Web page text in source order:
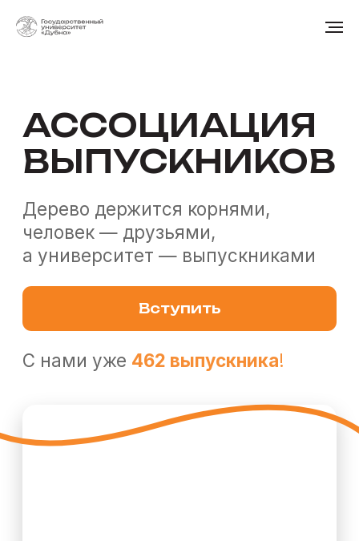
С нами уже 462 выпускник а!
ВЫПУСКНИКОВ
Дерево держится корнями,
человек — друзьями,
Вступить